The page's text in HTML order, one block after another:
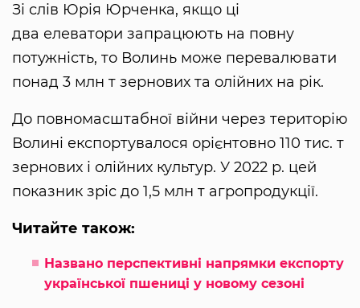
Зі слів Юрія Юрченка, якщо ці
два елеватори запрацюють на повну
потужність, то Волинь може перевалювати
понад 3 млн т зернових та олійних на рік.
До повномасштабної війни через територію
Волині експортувалося орієнтовно 110 тис. т
зернових і олійних культур. У 2022 р. цей
показник зріс до 1,5 млн т агропродукції.
Читайте також:
Названо перспективні напрямки експорту
української пшениці у новому сезоні